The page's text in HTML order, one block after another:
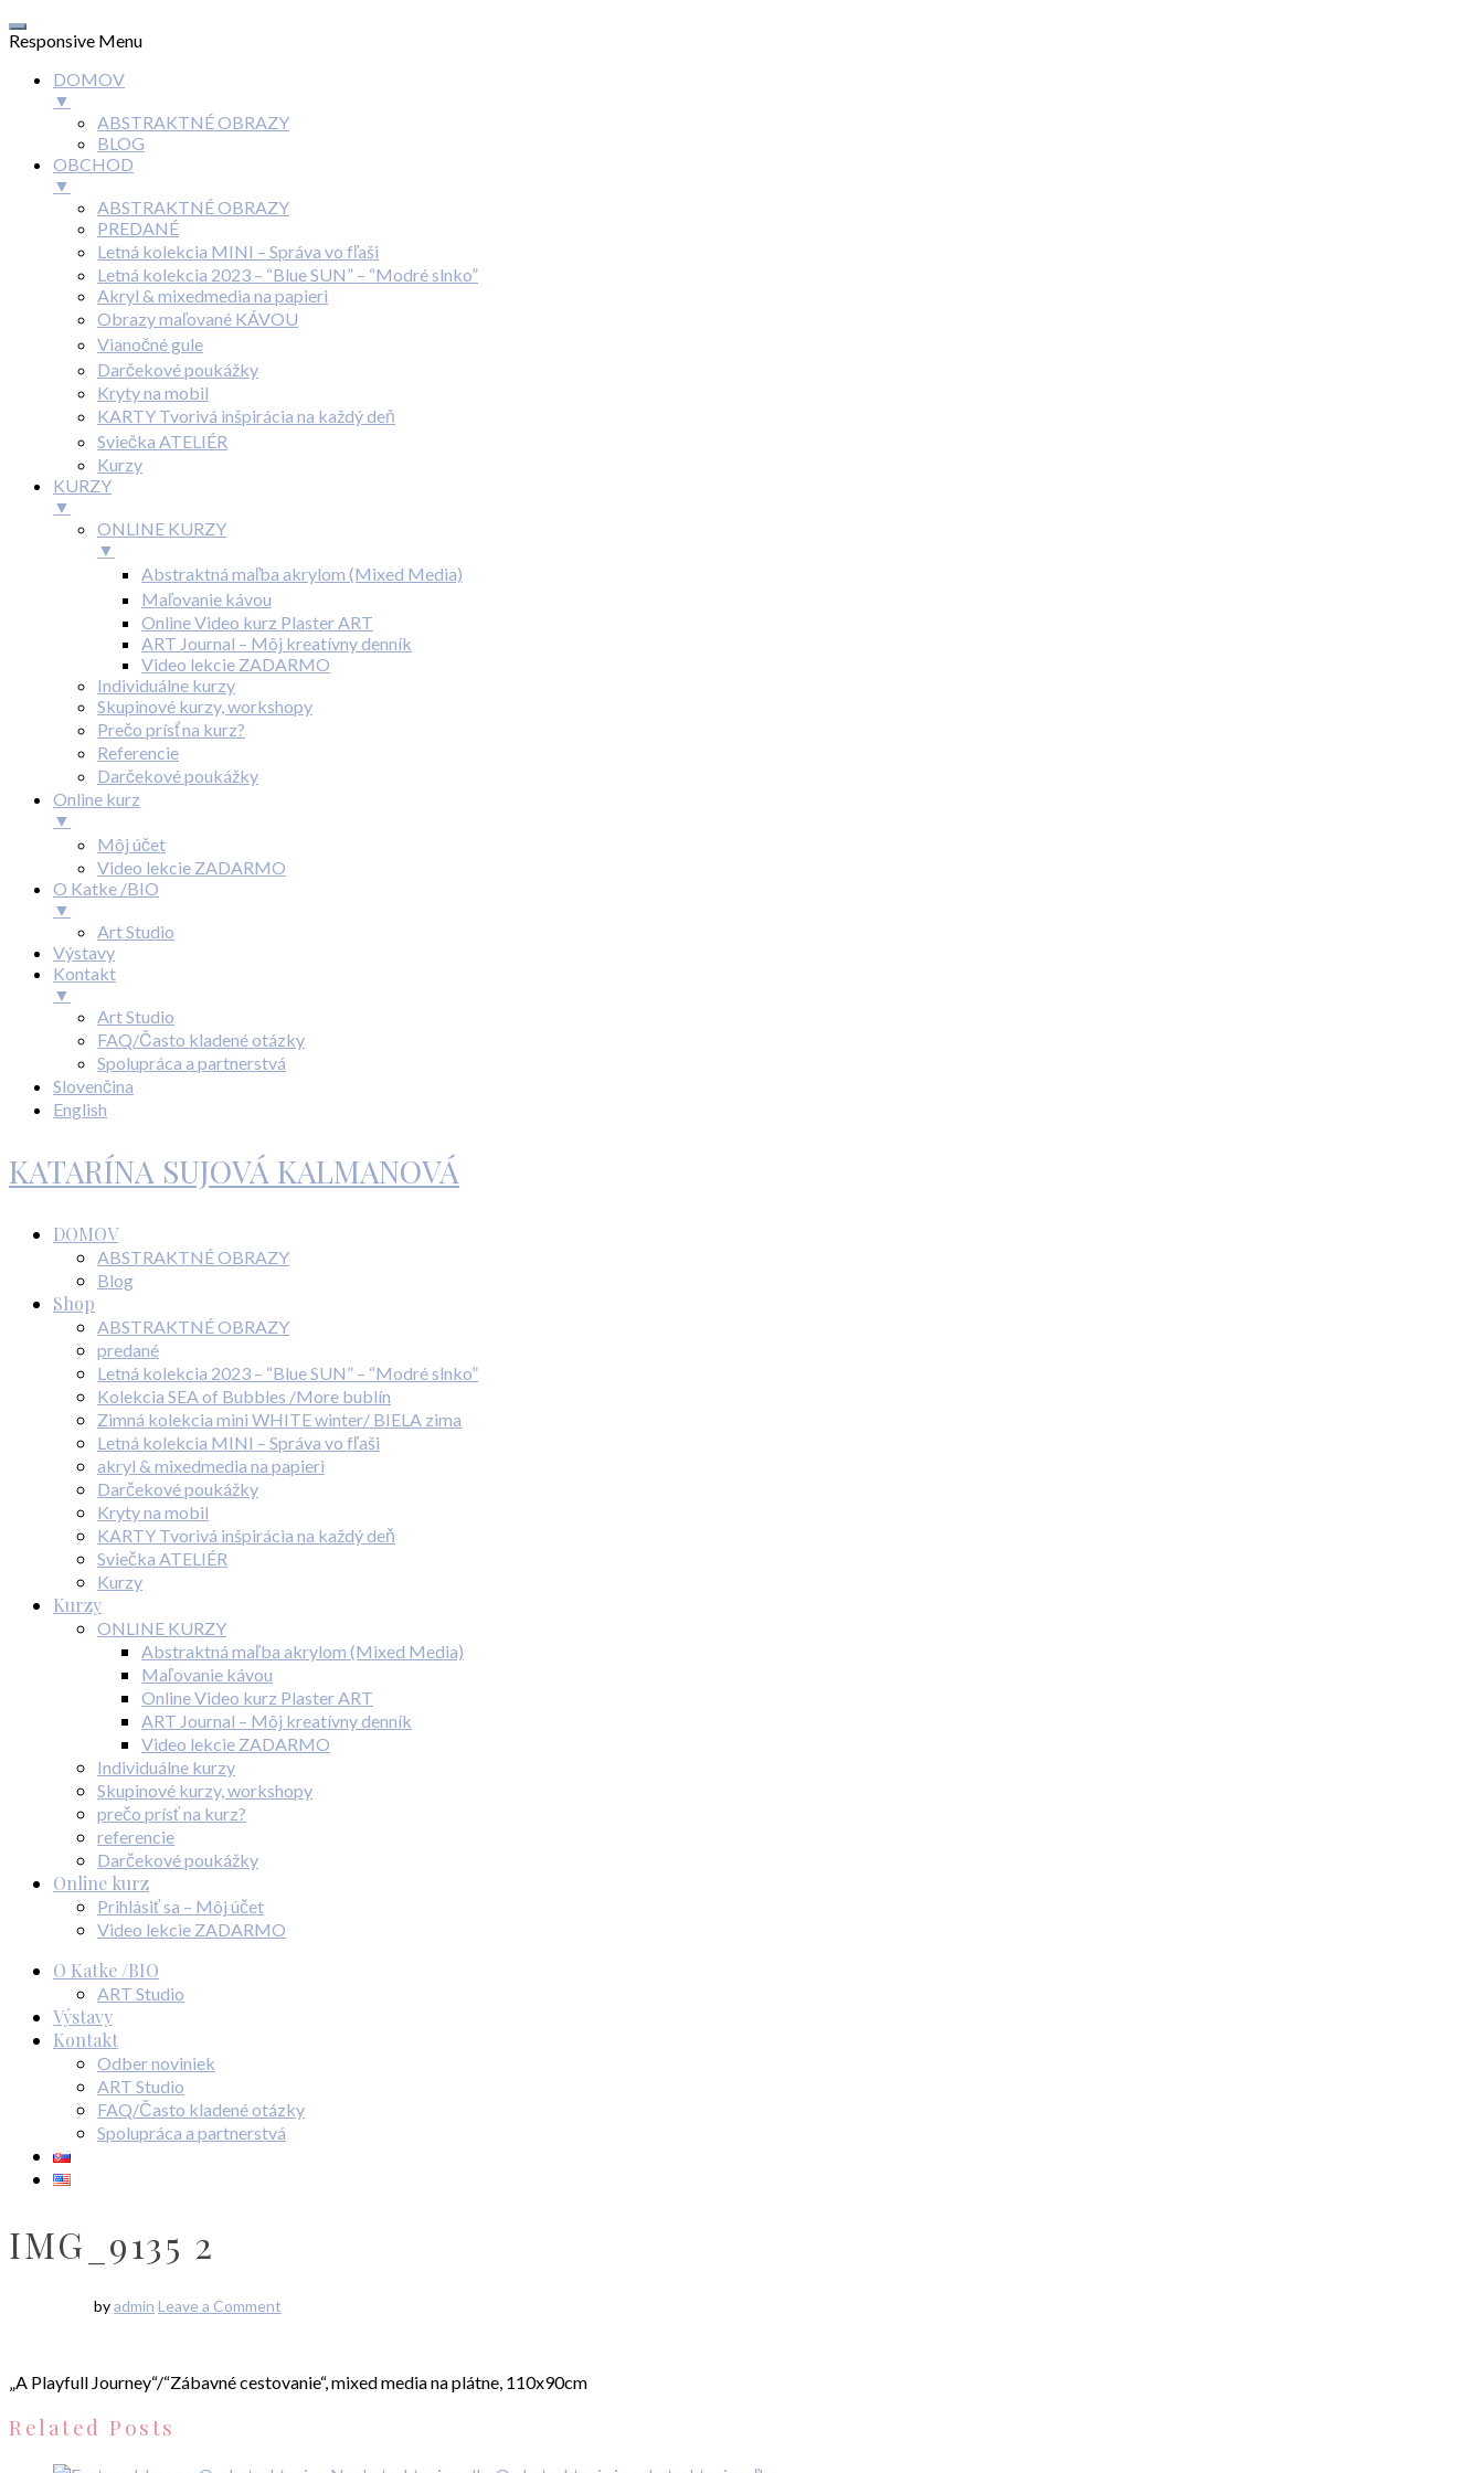
Responsive Menu
DOMOV
▼
ABSTRAKTNÉ OBRAZY
BLOG
OBCHOD
▼
ABSTRAKTNÉ OBRAZY
PREDANÉ
Letná kolekcia MINI – Správa vo fľaši
Letná kolekcia 2023 – “Blue SUN” – “Modré slnko”
Akryl & mixedmedia na papieri
Obrazy maľované KÁVOU
Vianočné gule
Darčekové poukážky
Kryty na mobil
KARTY Tvorivá inšpirácia na každý deň
Sviečka ATELIÉR
Kurzy
KURZY
▼
ONLINE KURZY
▼
Abstraktná maľba akrylom (Mixed Media)
Maľovanie kávou
Online Video kurz Plaster ART
ART Journal – Môj kreatívny denník
Video lekcie ZADARMO
Individuálne kurzy
Skupinové kurzy, workshopy
Prečo prísť na kurz?
Referencie
Darčekové poukážky
Online kurz
▼
Môj účet
Video lekcie ZADARMO
O Katke /BIO
▼
Art Studio
Výstavy
Kontakt
▼
Art Studio
FAQ/Často kladené otázky
Spolupráca a partnerstvá
Slovenčina
English
KATARÍNA SUJOVÁ KALMANOVÁ
DOMOV
ABSTRAKTNÉ OBRAZY
Blog
Shop
ABSTRAKTNÉ OBRAZY
predané
Letná kolekcia 2023 – “Blue SUN” – “Modré slnko”
Kolekcia SEA of Bubbles /More bublín
Zimná kolekcia mini WHITE winter/ BIELA zima
Letná kolekcia MINI – Správa vo fľaši
akryl & mixedmedia na papieri
Darčekové poukážky
Kryty na mobil
KARTY Tvorivá inšpirácia na každý deň
Sviečka ATELIÉR
Kurzy
Kurzy
ONLINE KURZY
Abstraktná maľba akrylom (Mixed Media)
Maľovanie kávou
Online Video kurz Plaster ART
ART Journal – Môj kreatívny denník
Video lekcie ZADARMO
Individuálne kurzy
Skupinové kurzy, workshopy
prečo prísť na kurz?
referencie
Darčekové poukážky
Online kurz
Prihlásiť sa – Môj účet
Video lekcie ZADARMO
O Katke /BIO
ART Studio
Výstavy
Kontakt
Odber noviniek
ART Studio
FAQ/Často kladené otázky
Spolupráca a partnerstvá
IMG_9135 2
byadmin Leave a Comment
„A Playfull Journey“/“Zábavné cestovanie“, mixed media na plátne, 110x90cm
Related Posts